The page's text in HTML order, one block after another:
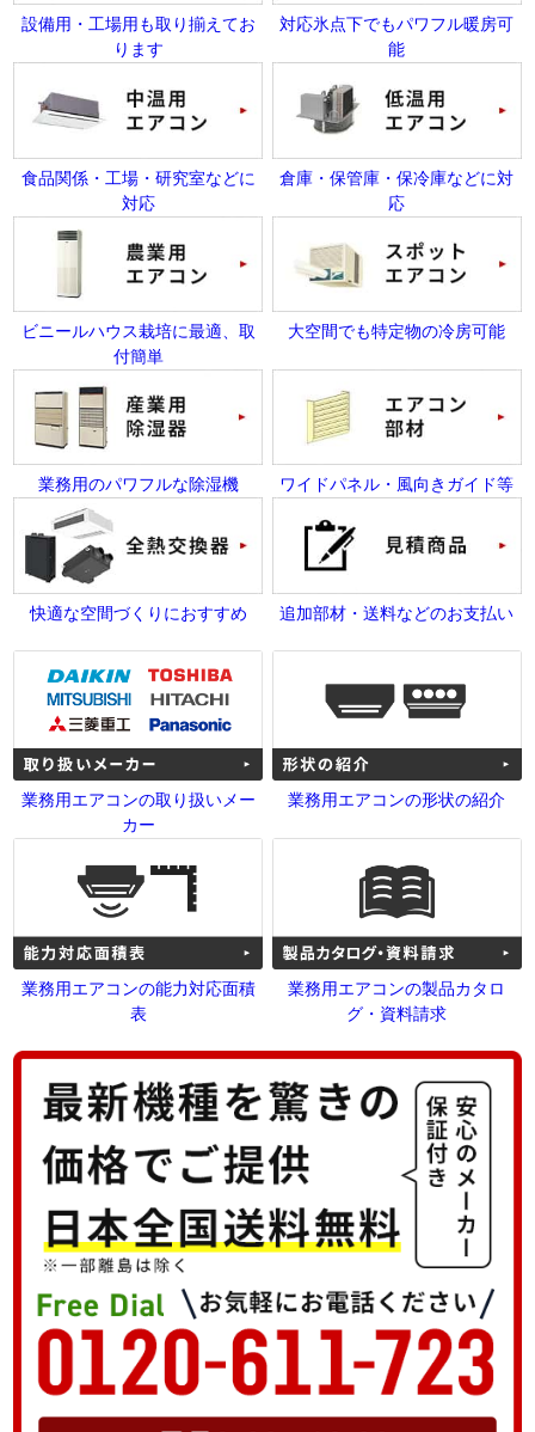
設備用・工場用も取り揃えてお
ります
対応氷点下でもパワフル暖房可
能
食品関係・工場・研究室などに
対応
倉庫・保管庫・保冷庫などに対
応
ビニールハウス栽培に最適、取
付簡単
大空間でも特定物の冷房可能
業務用のパワフルな除湿機 ワイドパネル・風向きガイド等
快適な空間づくりにおすすめ 追加部材・送料などのお支払い
業務用エアコンの取り扱いメー
カー
業務用エアコンの形状の紹介
業務用エアコンの能力対応面積
表
業務用エアコンの製品カタロ
グ・資料請求